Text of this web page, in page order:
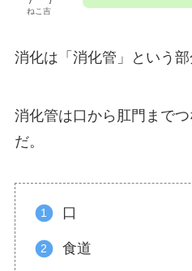
ねこ吉
消化は「消化管」という部
消化管は口から肛門まで
だ。
口
食道